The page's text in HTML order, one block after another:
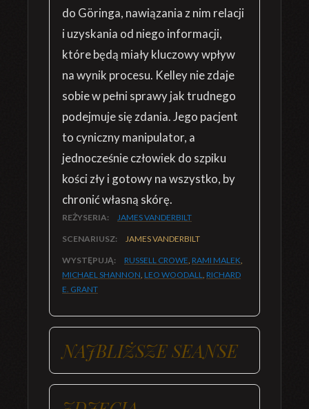
do Göringa, nawiązania z nim relacji
i uzyskania od niego informacji,
które będą miały kluczowy wpływ
na wynik procesu. Kelley nie zdaje
sobie w pełni sprawy jak trudnego
podejmuje się zdania. Jego pacjent
to cyniczny manipulator, a
jednocześnie człowiek do szpiku
kości zły i gotowy na wszystko, by
chronić własną skórę.
REŻYSERIA: JAMES VANDERBILT
SCENARIUSZ: JAMES VANDERBILT
WYSTĘPUJĄ: RUSSELL CROWE, RAMI MALEK,
MICHAEL SHANNON, LEO WOODALL, RICHARD
E. GRANT
NAJBLIŻSZE SEANSE